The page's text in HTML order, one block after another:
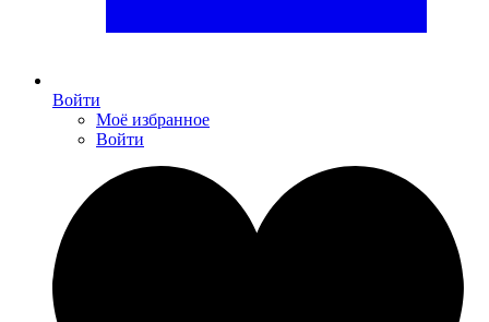
Войти
Моё избранное
Войти